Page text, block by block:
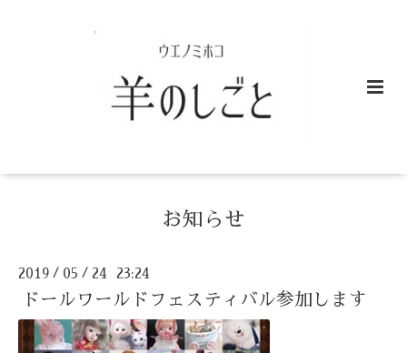
お知らせ
2019 / 05 / 24 23:24
ドールワールドフェスティバル参加します